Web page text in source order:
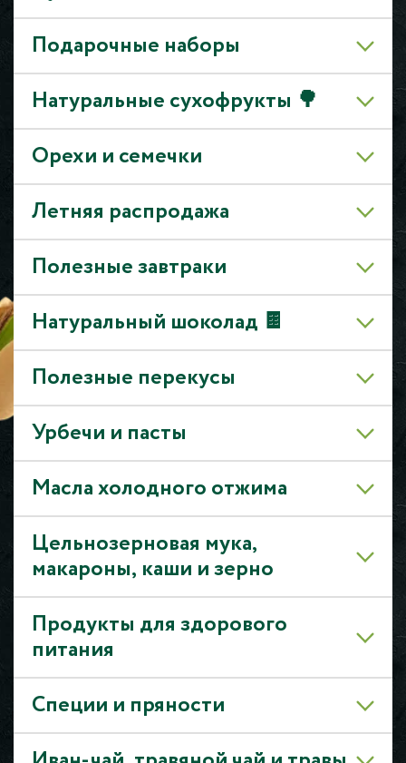
Подарочные наборы
Натуральные сухофрукты 🌳
Орехи и семечки
Летняя распродажа
Полезные завтраки
Натуральный шоколад 🍫
Полезные перекусы
Урбечи и пасты
Масла холодного отжима
Цельнозерновая мука,
макароны, каши и зерно
Продукты для здорового
питания
Специи и пряности